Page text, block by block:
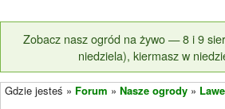
Zobacz nasz ogród na żywo — 8 i 9
niedziela), kiermasz w
Gdzie jesteś » Forum » Nasze ogrody »